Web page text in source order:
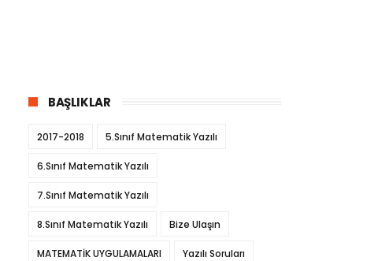
BAŞLIKLAR
2017-2018 5.Sınıf Matematik Yazılı
6.Sınıf Matematik Yazılı
7.Sınıf Matematik Yazılı
8.Sınıf Matematik Yazılı Bize Ulaşın
MATEMATİK UYGULAMALARI Yazılı Soruları